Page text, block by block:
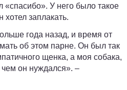
«спасибо». У него было такое
заплакать.
года назад, и время от
об этом парне. Он был так
щенка, а моя собака,
чем он нуждался». –